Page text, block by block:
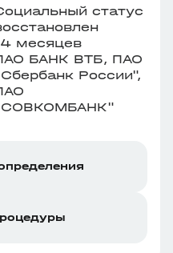
статус
месяцев
БАНК ВТБ, ПАО
России",